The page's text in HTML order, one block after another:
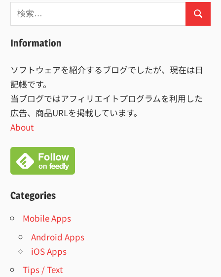
検
索:
検
Information
ソフトウェアを紹介するブログでしたが、現在は日
記帳です。
当ブログではアフィリエイトプログラムを利用した
広告、商品URLを掲載しています。
About
Categories
Mobile Apps
Android Apps
iOS Apps
Tips / Text